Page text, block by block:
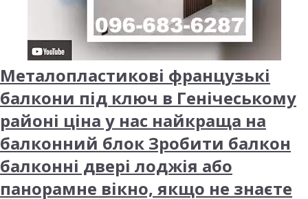
Металопластикові французькі
балкони під ключ в Генічеському
районі ціна у нас найкраща на
балконний блок Зробити балкон
балконні двері лоджія або
панорамне вікно, якщо не знаєте